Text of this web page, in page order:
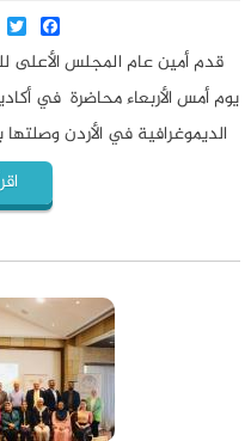
قدم أمين عام المجلس الأعلى
يوم أمس الأربعاء محاضرة في
الديموغرافية في الأردن وصلتها